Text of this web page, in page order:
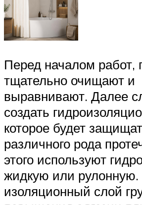
Перед началом работ,
тщательно очищают и
выравнивают. Далее
создать
которое будет
различного рода
этого используют
жидкую или
изоляционный слой